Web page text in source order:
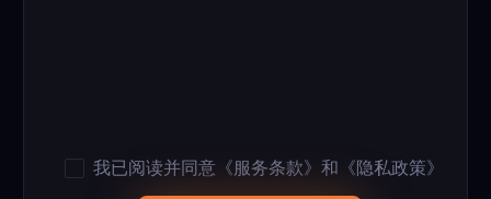
我已阅读并同意 《服务条款》和 《隐私政策》